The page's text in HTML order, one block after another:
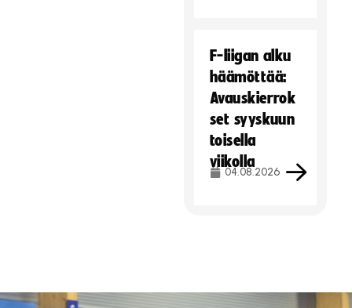
F-liigan alku
häämöttää:
Avauskierrok
set syyskuun
toisella
viikolla
04.08.2026